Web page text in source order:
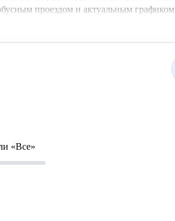
проездом и актуальным графиком
«Все»